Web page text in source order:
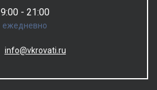
9:00 - 21:00
ежедневно
info@vkrovati.ru